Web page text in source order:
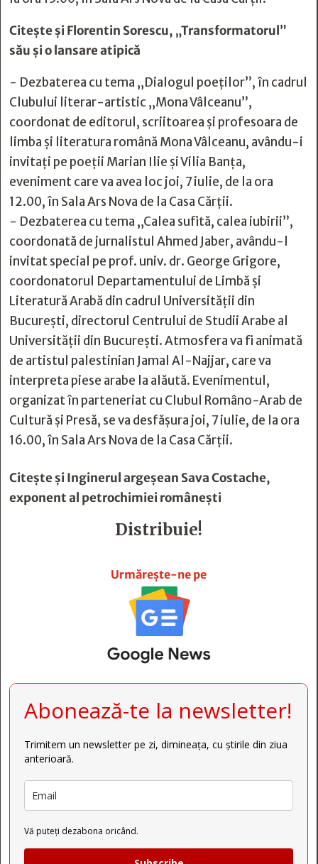
Citește șiFlorentin Sorescu, „Transformatorul”
său şi o lansare atipică
- Dezbaterea cu tema „Dialogul poeților”, în cadrul
Clubului literar-artistic „Mona Vâlceanu”,
coordonat de editorul, scriitoarea și profesoara de
limba și literatura română Mona Vâlceanu, avându-i
invitați pe poeții Marian Ilie și Vilia Banța,
eveniment care va avea loc joi, 7 iulie, de la ora
12.00, în Sala Ars Nova de la Casa Cărții.
- Dezbaterea cu tema „Calea sufită, calea iubirii”,
coordonată de jurnalistul Ahmed Jaber, avându-l
invitat special pe prof. univ. dr. George Grigore,
coordonatorul Departamentului de Limbă și
Literatură Arabă din cadrul Universității din
București, directorul Centrului de Studii Arabe al
Universității din București. Atmosfera va fi animată
de artistul palestinian Jamal Al-Najjar, care va
interpreta piese arabe la alăută. Evenimentul,
organizat în parteneriat cu Clubul Româno-Arab de
Cultură și Presă, se va desfășura joi, 7 iulie, de la ora
16.00, în Sala Ars Nova de la Casa Cărții.
Citește șiInginerul argeşean Sava Costache,
exponent al petrochimiei româneşti
Distribuie!
Urmărește-ne pe
Abonează-te la newsletter!
Trimitem un newsletter pe zi, dimineața, cu știrile din ziua
anterioară.
Vă puteți dezabona oricând.